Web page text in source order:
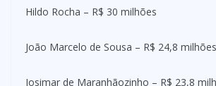
Hildo Rocha – R$ 30 milhões
João Marcelo de Sousa – R$ 24,8 milhões
Josimar de Maranhãozinho – R$ 23,8